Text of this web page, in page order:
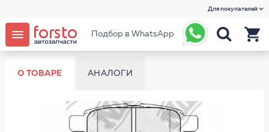
Для покупателей
Подбор в WhatsApp
О ТОВАРЕ АНАЛОГИ